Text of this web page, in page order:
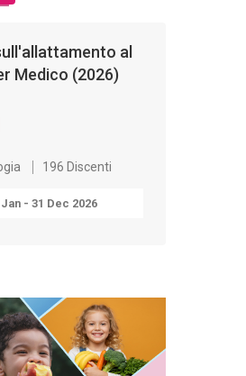
al
Medico (2026)
196 Discenti
Jan - 31 Dec 2026